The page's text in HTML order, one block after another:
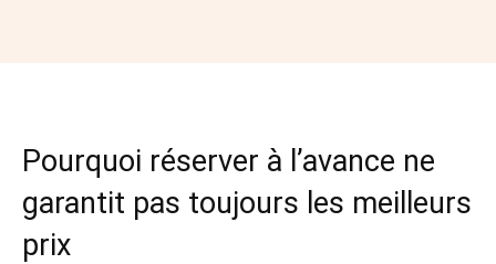
Pourquoi réserver à l’avance ne
garantit pas toujours les meilleurs
prix